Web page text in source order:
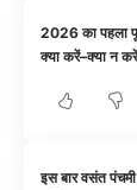
2026 का पहला
क्या करें–क्या न
इस बार वसंत पंचमी